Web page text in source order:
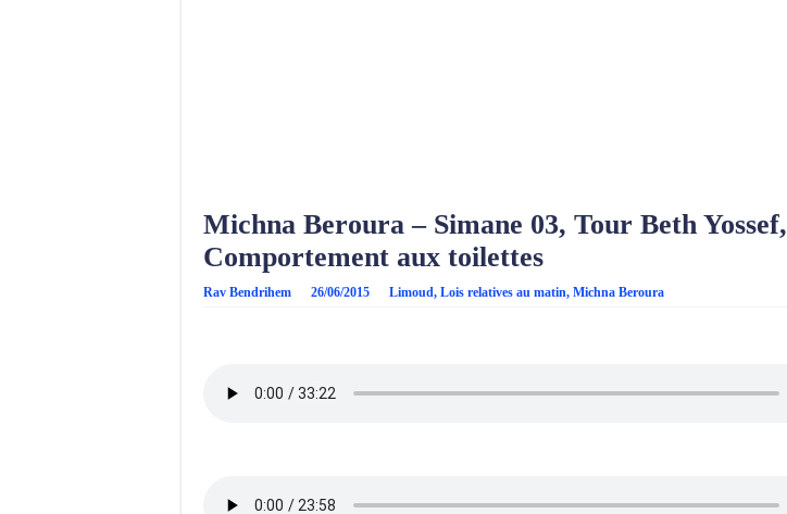
Michna Beroura – Simane 03, Tour Beth Yossef,
Comportement aux toilettes
Rav Bendrihem 26/06/2015 Limoud, Lois relatives au matin, Michna Beroura